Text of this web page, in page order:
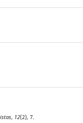
, 12(2), 7.